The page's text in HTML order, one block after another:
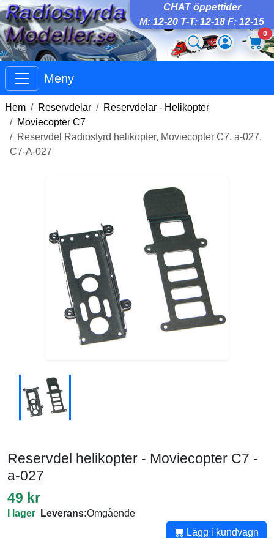
CHAT öppettider
M: 12-20 T-T: 12-18 F: 12-15
0
Meny
Hem Reservdelar
Reservdelar - Helikopter
Moviecopter C7
Reservdel Radiostyrd helikopter, Moviecopter C7, a-027,
C7-A-027
Reservdel helikopter - Moviecopter C7 -
a-027
49 kr
I lager Leverans:Omgående
Lägg i kundvagn